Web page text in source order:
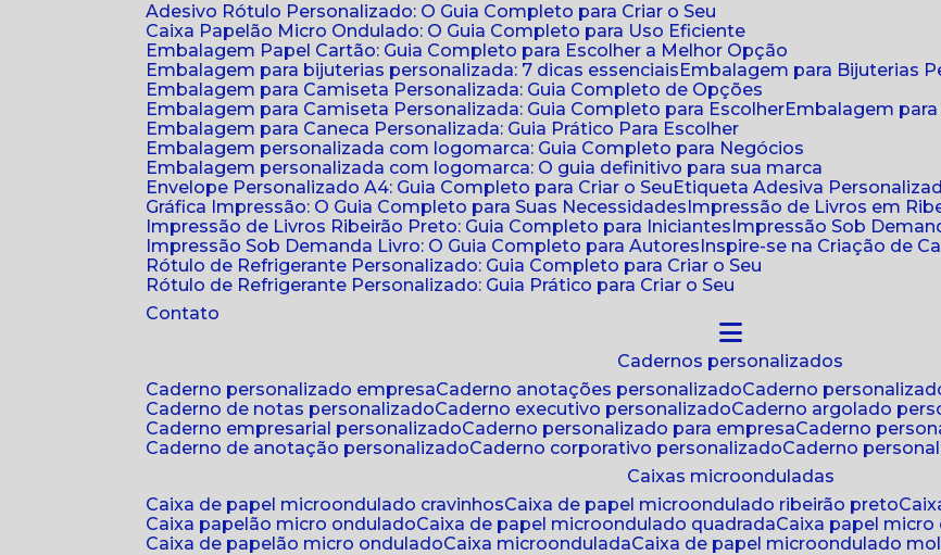
Adesivo Rótulo Personalizado: O Guia Completo para Criar o Seu
Caixa Papelão Micro Ondulado: O Guia Completo para Uso Eficiente
Embalagem Papel Cartão: Guia Completo para Escolher a Melhor Opção
Embalagem para bijuterias personalizada: 7 dicas essenciais
Embalagem para Bijuterias
Embalagem para Camiseta Personalizada: Guia Completo de Opções
Embalagem para Camiseta Personalizada: Guia Completo para Escolher
Embalagem
Embalagem para Caneca Personalizada: Guia Prático Para Escolher
Embalagem personalizada com logomarca: Guia Completo para Negócios
Embalagem personalizada com logomarca: O guia definitivo para sua marca
Envelope Personalizado A4: Guia Completo para Criar o Seu
Etiqueta Adesiva
Gráfica Impressão: O Guia Completo para Suas Necessidades Impressão de Livros em
Impressão de Livros Ribeirão Preto: Guia Completo para Iniciantes Impressão Sob
Impressão Sob Demanda Livro: O Guia Completo para Autores Inspire-se na Criação de
Rótulo de Refrigerante Personalizado: Guia Completo para Criar o Seu
Rótulo de Refrigerante Personalizado: Guia Prático para Criar o Seu
Contato
cadernos personalizados
caderno personalizado empresa
caderno anotações personalizado
caderno
caderno de notas personalizado
caderno executivo personalizado
caderno argolado
caderno empresarial personalizado
caderno personalizado para empresa
caderno
caderno de anotação personalizado
caderno corporativo personalizado
caderno
caixas microonduladas
caixa de papel microondulado cravinhos
caixa de papel microondulado ribeirão preto
caixa papelão micro ondulado
caixa de papel microondulado quadrada caixa papel
caixa de papelão micro ondulado
caixa microondulada caixa de papel microondulado